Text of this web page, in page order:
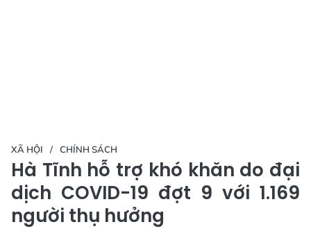
XÃ HỘI CHÍNH SÁCH
Hà Tĩnh hỗ trợ khó khăn do đại
dịch COVID-19 đợt 9 với 1.169
người thụ hưởng